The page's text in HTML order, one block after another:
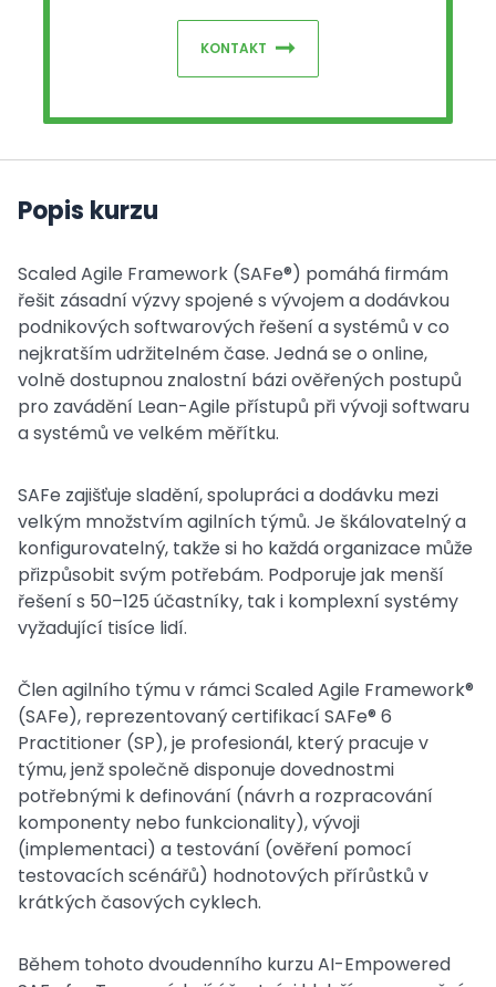
KONTAKT
Popis kurzu
Scaled Agile Framework (SAFe®) pomáhá firmám
řešit zásadní výzvy spojené s vývojem a dodávkou
podnikových softwarových řešení a systémů v co
nejkratším udržitelném čase. Jedná se o online,
volně dostupnou znalostní bázi ověřených postupů
pro zavádění Lean-Agile přístupů při vývoji softwaru
a systémů ve velkém měřítku.
SAFe zajišťuje sladění, spolupráci a dodávku mezi
velkým množstvím agilních týmů. Je škálovatelný a
konfigurovatelný, takže si ho každá organizace může
přizpůsobit svým potřebám. Podporuje jak menší
řešení s 50–125 účastníky, tak i komplexní systémy
vyžadující tisíce lidí.
Člen agilního týmu v rámci Scaled Agile Framework®
(SAFe), reprezentovaný certifikací SAFe® 6
Practitioner (SP), je profesionál, který pracuje v
týmu, jenž společně disponuje dovednostmi
potřebnými k definování (návrh a rozpracování
komponenty nebo funkcionality), vývoji
(implementaci) a testování (ověření pomocí
testovacích scénářů) hodnotových přírůstků v
krátkých časových cyklech.
Během tohoto dvoudenního kurzu AI-Empowered